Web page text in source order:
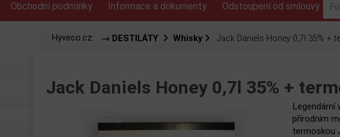
Obchodní podmínky Informace a dokumenty Odstoupení od smlouvy
Hyveco.cz: → DESTILÁTY Whisky Jack Daniels Honey 0,7l 35% +
Jack Daniels Honey 0,7l 35% +
Legendární
přírodním
termoskou